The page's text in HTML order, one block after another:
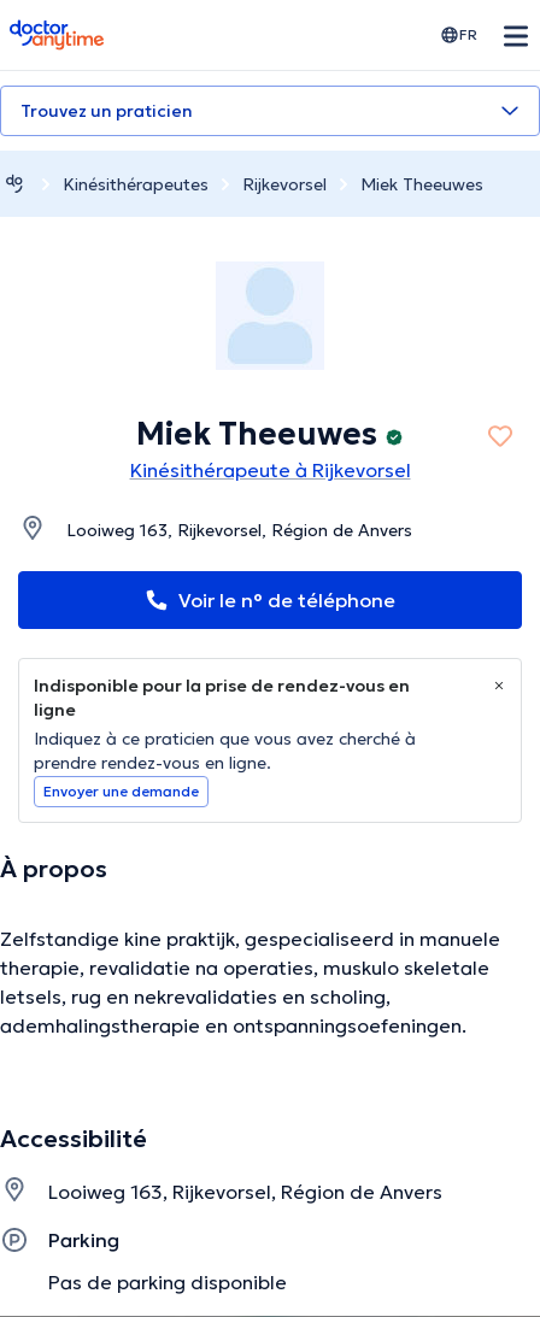
doctoranytime FR
Trouvez un praticien
Kinésithérapeutes Rijkevorsel Miek Theeuwes
Miek Theeuwes
Kinésithérapeute à Rijkevorsel
Looiweg 163, Rijkevorsel, Région de Anvers
Voir le n° de téléphone
Indisponible pour la prise de rendez-vous en
ligne
Indiquez à ce praticien que vous avez cherché à
prendre rendez-vous en ligne.
Envoyer une demande
À propos
Zelfstandige kine praktijk, gespecialiseerd in manuele
therapie, revalidatie na operaties, muskulo skeletale
letsels, rug en nekrevalidaties en scholing,
ademhalingstherapie en ontspanningsoefeningen.
informations vérifiées.
Accessibilité
Looiweg 163, Rijkevorsel, Région de Anvers
Parking
Pas de parking disponible